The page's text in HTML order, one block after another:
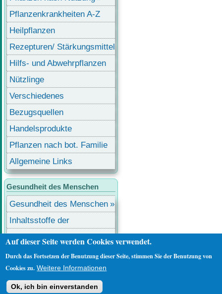
Pflanzenkrankheiten A-Z
Heilpflanzen
Rezepturen/ Stärkungsmittel
Hilfs- und Abwehrpflanzen
Nützlinge
Verschiedenes
Bezugsquellen
Handelsprodukte
Pflanzen nach bot. Familie
Allgemeine Links
Gesundheit des Menschen
Gesundheit des Menschen
Inhaltsstoffe der
Lebensmittel
Lebensmittel mit
Inhaltsstoffen
Anmelden
Auf dieser Seite werden Cookies verwendet.
Durch das Fortsetzen der Benutzung dieser Seite, stimmen Sie der Benutzung von
Cookies zu. Weitere Informationen
Ok, ich bin einverstanden